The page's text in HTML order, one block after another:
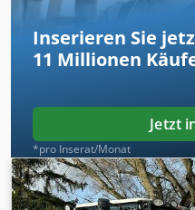
Inserieren Sie
11 Millionen
Jetzt
*pro Inserat/Monat